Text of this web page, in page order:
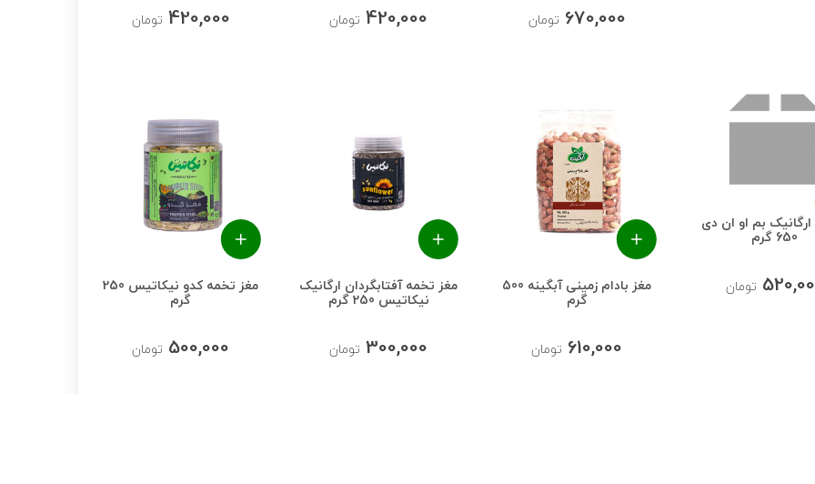
670,000 تومان 420,000 تومان 420,000 تومان
بم او ان دی
650 گرم
تومان مغز بادام زمینی آبگینه 500
گرم
610,000 تومان
مغز تخمه آفتابگردان ارگانیک
نیکاتیس 250 گرم
300,000 تومان
مغز تخمه کدو نیکاتیس 250
گرم
500,000 تومان